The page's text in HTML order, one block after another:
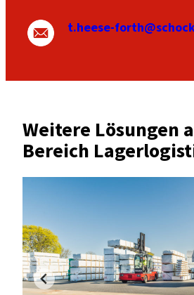
t.heese-
Weitere Lösungen
Bereich